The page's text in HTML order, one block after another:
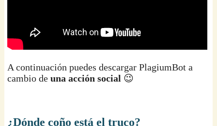
A continuación puedes descargar PlagiumBot a
cambio deuna acción social 😉
¿Dónde coño está el truco?